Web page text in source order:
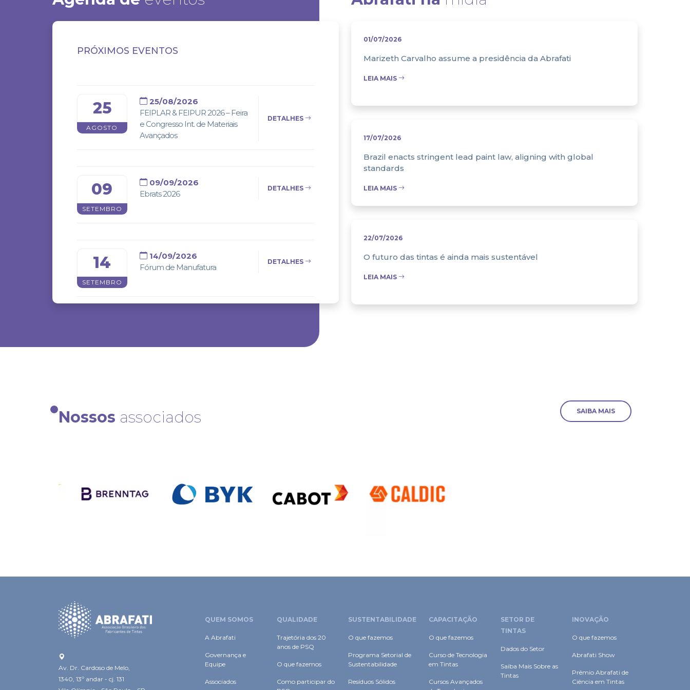
PRÓXIMOS EVENTOS
25
AGOSTO
25/08/2026
FEIPLAR & FEIPUR 2026 – Feira
e Congresso Int. de Materiais
Avançados
DETALHES
09
SETEMBRO
09/09/2026
Ebrats 2026
DETALHES
14
SETEMBRO
14/09/2026
Fórum de Manufatura
DETALHES
28
Abrafati Show
01/07/2026
Marizeth Carvalho assume a presidência da Abrafati
LEIA MAIS
17/07/2026
Brazil enacts stringent lead paint law, aligning with global
standards
LEIA MAIS
22/07/2026
O futuro das tintas é ainda mais sustentável
LEIA MAIS
Nossos associados SAIBA MAIS
Av. Dr. Cardoso de Melo,
1340, 13º andar - cj. 131
QUEM SOMOS
A Abrafati
Governança e
Equipe
Associados
QUALIDADE
Trajetória dos 20
anos de PSQ
O que fazemos
Como participar do
SUSTENTABILIDADE
O que fazemos
Programa Setorial de
Sustentabilidade
Resíduos Sólidos
CAPACITAÇÃO
O que fazemos
Curso de Tecnologia
em Tintas
Cursos Avançados
SETOR DE
TINTAS
Dados do Setor
Saiba Mais Sobre as
Tintas
INOVAÇÃO
O que fazemos
Abrafati Show
Prêmio Abrafati de
Ciência em Tintas